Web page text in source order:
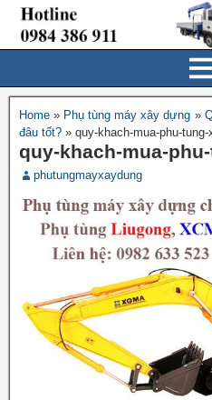
Home » Phụ tùng máy xây dựng »
đâu tốt? » quy-khach-mua-phu-tung-
quy-khach-mua-
phutungmayxaydung